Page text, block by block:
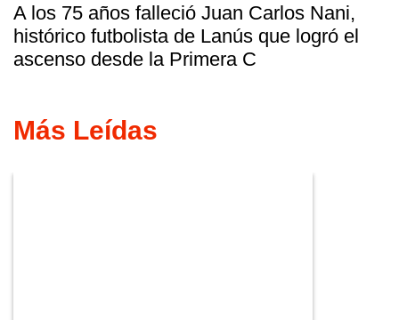
A los 75 años falleció Juan Carlos Nani,
histórico futbolista de Lanús que logró el
ascenso desde la Primera C
Más Leídas